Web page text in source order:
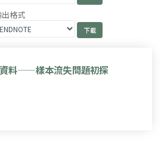
出格式
料——樣本流失問題初探